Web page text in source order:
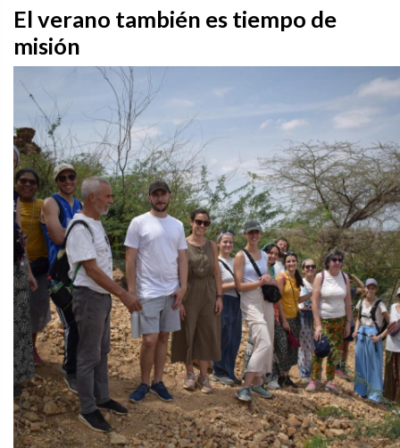
El verano también es tiempo de
misión